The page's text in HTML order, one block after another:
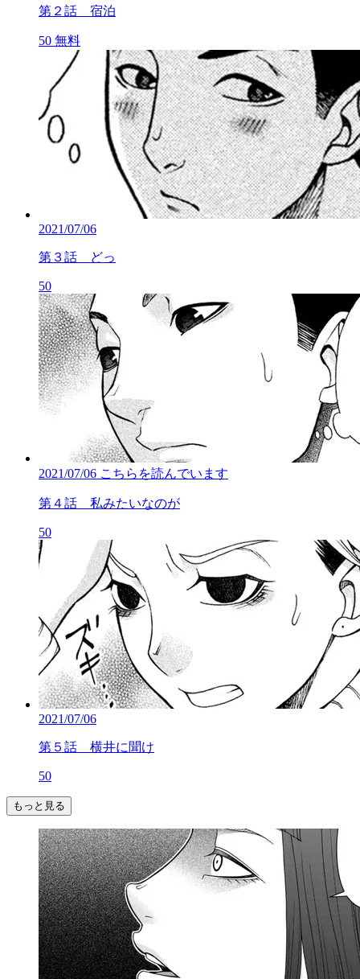
第２話 宿泊
50 無料
2021/07/06
第３話 どっ
50
2021/07/06 こちらを読んでいます
第４話 私みたいなのが
50
2021/07/06
第５話 横井に聞け
50
もっと見る